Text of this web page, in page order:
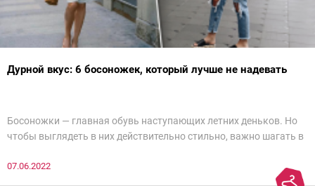
Дурной вкус: 6 босоножек, который лучше не надевать
Босоножки — главная обувь наступающих летних деньков. Но
чтобы выглядеть в них действительно стильно, важно шагать в
сезоне лучше не надевать. Потому что они — гарант дурного
вкуса и стопроцентный антитренд.
07.06.2022